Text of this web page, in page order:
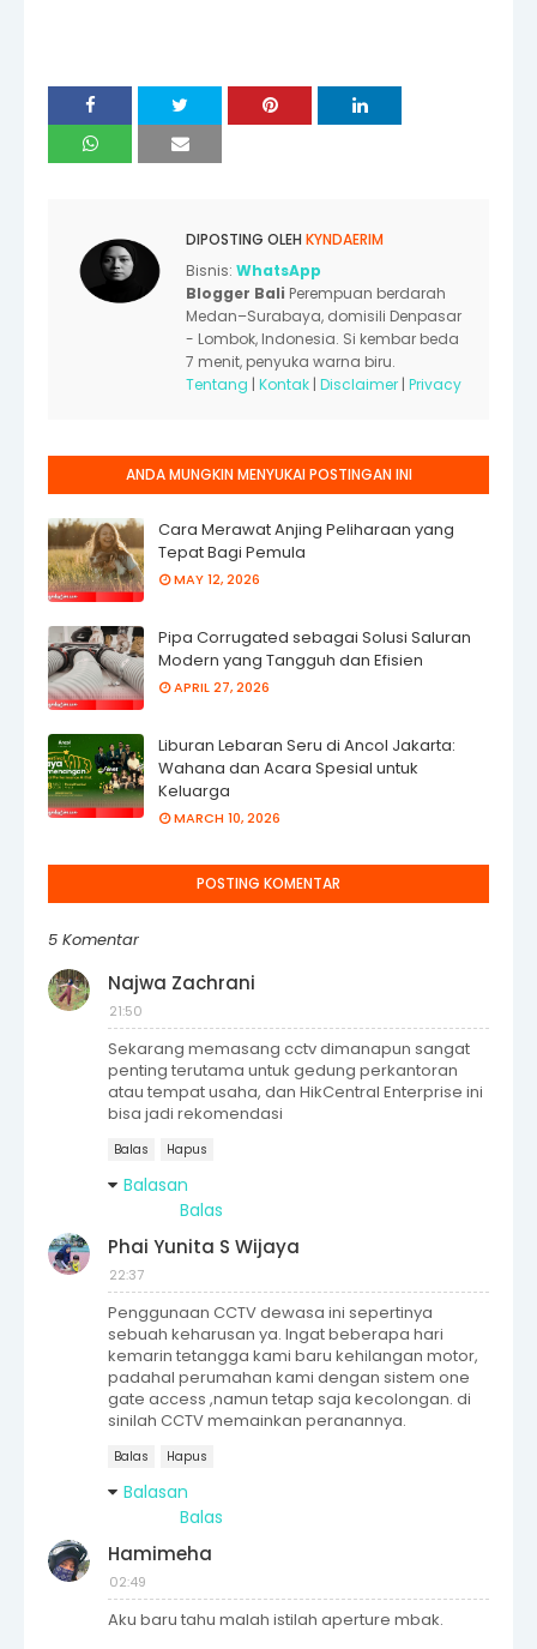
DIPOSTING OLEH KYNDAERIM
Bisnis: WhatsApp
Blogger Bali Perempuan berdarah
Medan–Surabaya, domisili Denpasar
- Lombok, Indonesia. Si kembar beda
7 menit, penyuka warna biru.
Tentang | Kontak | Disclaimer | Privacy
ANDA MUNGKIN MENYUKAI POSTINGAN INI
Cara Merawat Anjing Peliharaan yang
Tepat Bagi Pemula
MAY 12, 2026
Pipa Corrugated sebagai Solusi Saluran
Modern yang Tangguh dan Efisien
APRIL 27, 2026
Liburan Lebaran Seru di Ancol Jakarta:
Wahana dan Acara Spesial untuk
Keluarga
MARCH 10, 2026
POSTING KOMENTAR
5 Komentar
Najwa Zachrani
21:50
Sekarang memasang cctv dimanapun sangat
penting terutama untuk gedung perkantoran
atau tempat usaha, dan HikCentral Enterprise ini
bisa jadi rekomendasi
Balas Hapus
Balasan
Balas
Phai Yunita S Wijaya
22:37
Penggunaan CCTV dewasa ini sepertinya
sebuah keharusan ya. Ingat beberapa hari
kemarin tetangga kami baru kehilangan motor,
padahal perumahan kami dengan sistem one
gate access ,namun tetap saja kecolongan. di
sinilah CCTV memainkan peranannya.
Balas Hapus
Balasan
Balas
Hamimeha
02:49
Aku baru tahu malah istilah aperture mbak.